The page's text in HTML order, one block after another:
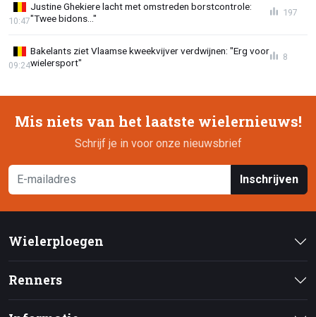
Justine Ghekiere lacht met omstreden borstcontrole:
"Twee bidons..."
10:47
197
Bakelants ziet Vlaamse kweekvijver verdwijnen: "Erg voor
wielersport"
09:24
8
Mis niets van het laatste wielernieuws!
Schrijf je in voor onze nieuwsbrief
Inschrijven
Wielerploegen
Renners